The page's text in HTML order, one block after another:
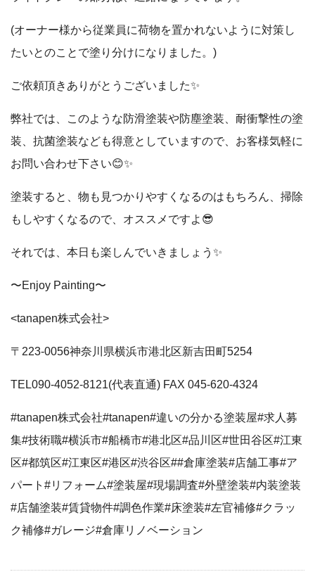
(オーナー様から従業員に荷物を置かれないように対策し
たいとのことで塗り分けになりました。)
ご依頼頂きありがとうございました✨
弊社では、このような防滑塗装や防塵塗装、耐衝撃性の塗
装、抗菌塗装なども得意としていますので、お客様気軽に
お問い合わせ下さい😊✨
塗装すると、物も見つかりやすくなるのはもちろん、掃除
もしやすくなるので、オススメですよ😎
それでは、本日も楽しんでいきましょう✨
〜Enjoy Painting〜
<tanapen株式会社>
〒223-0056神奈川県横浜市港北区新吉田町5254
TEL090-4052-8121(代表直通) FAX 045-620-4324
#tanapen株式会社#tanapen#違いの分かる塗装屋#求人募
集#技術職#横浜市#船橋市#港北区#品川区#世田谷区#江東
区#都筑区#江東区#港区#渋谷区##倉庫塗装#店舗工事#ア
パート#リフォーム#塗装屋#現場調査#外壁塗装#内装塗装
#店舗塗装#賃貸物件#調色作業#床塗装#左官補修#クラッ
ク補修#ガレージ#倉庫リノベーション